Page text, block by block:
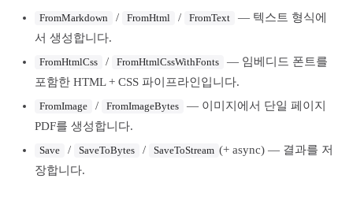
FromMarkdown / FromHtml / FromText
— 텍스트 형식에
서 생성합니다.
FromHtmlCss / FromHtmlCssWithFonts
— 임베디드 폰트를
포함한 HTML + CSS 파이프라인입니다.
FromImage / FromImageBytes
— 이미지에서 단일 페이지
PDF를 생성합니다.
Save / SaveToBytes / SaveToStream (+ async) — 결과를 저
장합니다.